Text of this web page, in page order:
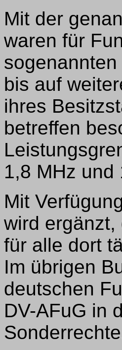
Mit der
waren für
bis auf
ihres
betreffen
1,8 MHz und
Mit
wird
für alle dort
Im übrigen
deutschen
DV-AFuG in